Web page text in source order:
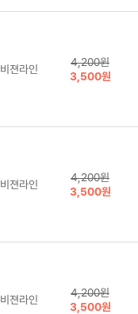
비젼라인
4,200원
3,500원
비젼라인
4,200원
3,500원
비젼라인
4,200원
3,500원